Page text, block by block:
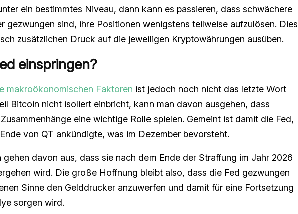
ein bestimmtes Niveau, dann kann es passieren, dass schwächere
gezwungen sind, ihre Positionen wenigstens teilweise aufzulösen. Dies
zusätzlichen Druck auf die jeweiligen Kryptowährungen ausüben.
einspringen?
makroökonomischen Faktoren ist jedoch noch nicht das letzte Wort
Bitcoin nicht isoliert einbricht, kann man davon ausgehen, dass
eine wichtige Rolle spielen. Gemeint ist damit die Fed,
von QT ankündigte, was im Dezember bevorsteht.
gehen davon aus, dass sie nach dem Ende der Straffung im Jahr 2026
wird. Die große Hoffnung bleibt also, dass die Fed gezwungen
Sinne den Gelddrucker anzuwerfen und damit für eine Fortsetzung
sorgen wird.